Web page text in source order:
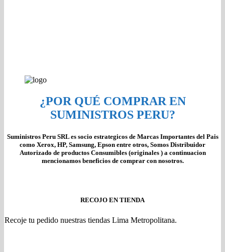
¿POR QUÉ COMPRAR EN
SUMINISTROS PERU?
Suministros Peru SRL es socio estrategicos de Marcas Importantes del Pais
como Xerox, HP, Samsung, Epson entre otros, Somos Distribuidor
Autorizado de productos Consumibles (originales ) a continuacion
mencionamos beneficios de comprar con nosotros.
RECOJO EN TIENDA
Recoje tu pedido nuestras tiendas Lima Metropolitana.